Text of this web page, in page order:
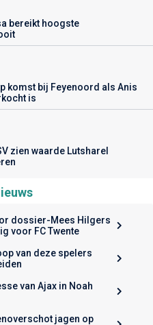
bereikt hoogste
komst bij Feyenoord als Anis
is
zien waarde Lutsharel
dossier-Mees Hilgers
voor FC Twente
van deze spelers
van Ajax in Noah
jagen op